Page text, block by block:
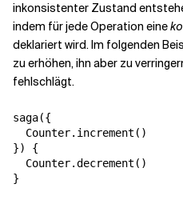
inkonsistenter Zustand
indem für jede Operation eine
deklariert wird. Im folgenden
zu erhöhen, ihn aber zu
fehlschlägt.
saga({
  Counter.increment()
}) {
  Counter.decrement()
}